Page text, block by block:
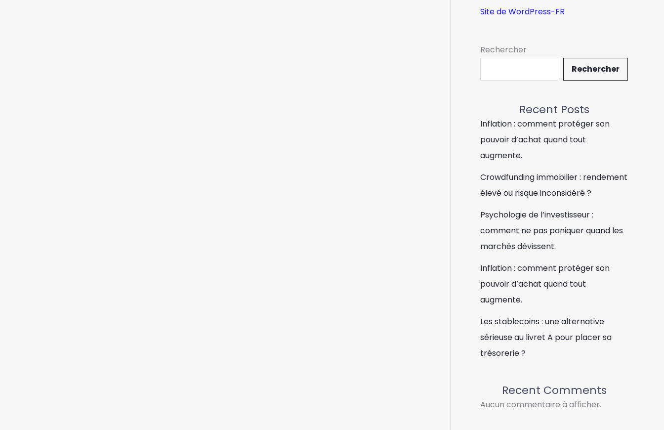
Site de WordPress-FR
Rechercher
Rechercher
Recent Posts
Inflation : comment protéger son
pouvoir d’achat quand tout
augmente.
Crowdfunding immobilier : rendement
élevé ou risque inconsidéré ?
Psychologie de l’investisseur :
comment ne pas paniquer quand les
marchés dévissent.
Inflation : comment protéger son
pouvoir d’achat quand tout
augmente.
Les stablecoins : une alternative
sérieuse au livret A pour placer sa
trésorerie ?
Recent Comments
Aucun commentaire à afficher.